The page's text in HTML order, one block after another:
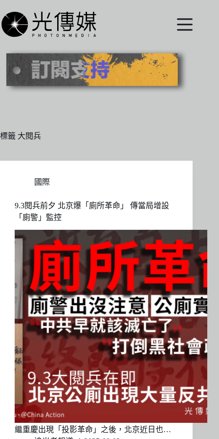
至
主
內
標籤 大閱兵
國際
9.3閱兵前夕 北京爆「廁所革命」 傳當局增設
「廁警」監控
繼重慶出現「投影革命」之後，北京近日也…